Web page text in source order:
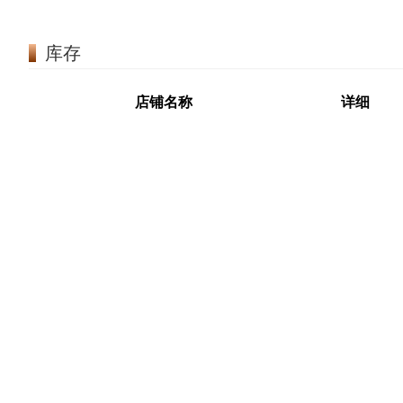
库存
店铺名称 详细